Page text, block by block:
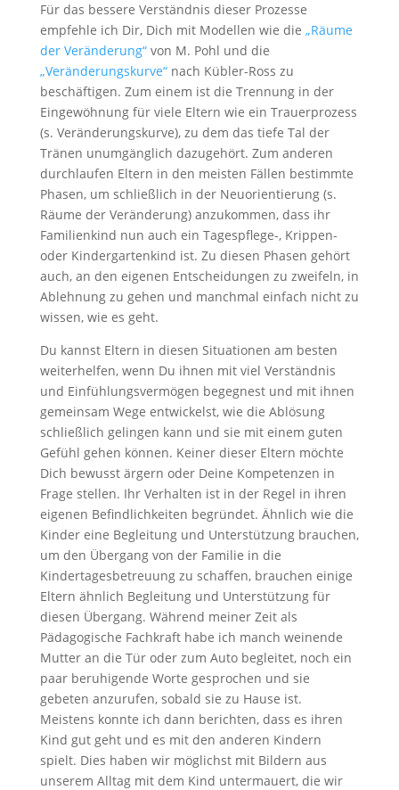
Für das bessere Verständnis dieser Prozesse
empfehle ich Dir, Dich mit Modellen wie die „Räume
der Veränderung“von M. Pohl und die
„Veränderungskurve“nach Kübler-Ross zu
beschäftigen. Zum einem ist die Trennung in der
Eingewöhnung für viele Eltern wie ein Trauerprozess
(s. Veränderungskurve), zu dem das tiefe Tal der
Tränen unumgänglich dazugehört. Zum anderen
durchlaufen Eltern in den meisten Fällen bestimmte
Phasen, um schließlich in der Neuorientierung (s.
Räume der Veränderung) anzukommen, dass ihr
Familienkind nun auch ein Tagespflege-, Krippen-
oder Kindergartenkind ist. Zu diesen Phasen gehört
auch, an den eigenen Entscheidungen zu zweifeln, in
Ablehnung zu gehen und manchmal einfach nicht zu
wissen, wie es geht.
Du kannst Eltern in diesen Situationen am besten
weiterhelfen, wenn Du ihnen mit viel Verständnis
und Einfühlungsvermögen begegnest und mit ihnen
gemeinsam Wege entwickelst, wie die Ablösung
schließlich gelingen kann und sie mit einem guten
Gefühl gehen können. Keiner dieser Eltern möchte
Dich bewusst ärgern oder Deine Kompetenzen in
Frage stellen. Ihr Verhalten ist in der Regel in ihren
eigenen Befindlichkeiten begründet. Ähnlich wie die
Kinder eine Begleitung und Unterstützung brauchen,
um den Übergang von der Familie in die
Kindertagesbetreuung zu schaffen, brauchen einige
Eltern ähnlich Begleitung und Unterstützung für
diesen Übergang. Während meiner Zeit als
Pädagogische Fachkraft habe ich manch weinende
Mutter an die Tür oder zum Auto begleitet, noch ein
paar beruhigende Worte gesprochen und sie
gebeten anzurufen, sobald sie zu Hause ist.
Meistens konnte ich dann berichten, dass es ihren
Kind gut geht und es mit den anderen Kindern
spielt. Dies haben wir möglichst mit Bildern aus
unserem Alltag mit dem Kind untermauert, die wir